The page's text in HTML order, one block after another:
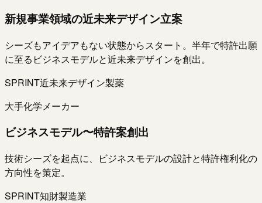
新規事業領域の近未来デザイン立案
シーズもアイデアもない状態からスタート。半年で特許出願
に至るビジネスモデルと近未来デザインを創出。
SPRINT近未来デザイン製薬
大手化学メーカー
ビジネスモデル〜特許案創出
技術シーズを起点に、ビジネスモデルの設計と特許権利化の
方向性を策定。
SPRINT知財製造業